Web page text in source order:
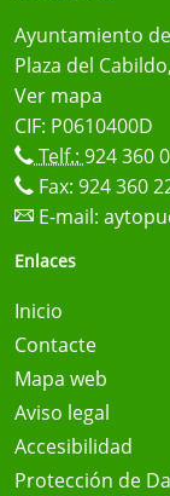
Ayuntamiento
Plaza del
Ver mapa
CIF: P0610400D
Telf.: 924 360
Fax: 924 360
E-mail:
Enlaces
Inicio
Contacte
Mapa web
Aviso legal
Accesibilidad
Protección de